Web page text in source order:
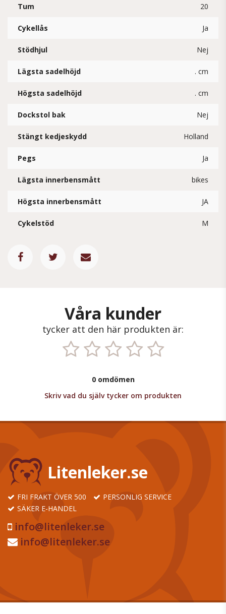
Tum 20
Cykellås Ja
Stödhjul Nej
Lägsta sadelhöjd . cm
Högsta sadelhöjd . cm
Dockstol bak Nej
Stängt kedjeskydd Holland
Pegs Ja
Lägsta innerbensmått bikes
Högsta innerbensmått JA
Cykelstöd M
Våra kunder
tycker att den här produkten är:
0 omdömen
Skriv vad du själv tycker om produkten
Litenleker.se
FRI FRAKT ÖVER 500
PERSONLIG SERVICE
SÄKER E-HANDEL
info@litenleker.se
info@litenleker.se